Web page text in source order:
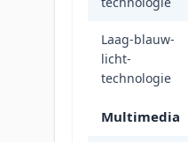
Laag-blauw-
licht-
technologie
Multimedia